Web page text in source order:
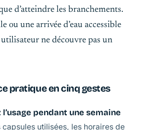
d’atteindre les branchements.
ou une arrivée d’eau accessible
ne découvre pas un
pratique en cinq gestes
l’usage pendant une semaine
capsules utilisées, les horaires de